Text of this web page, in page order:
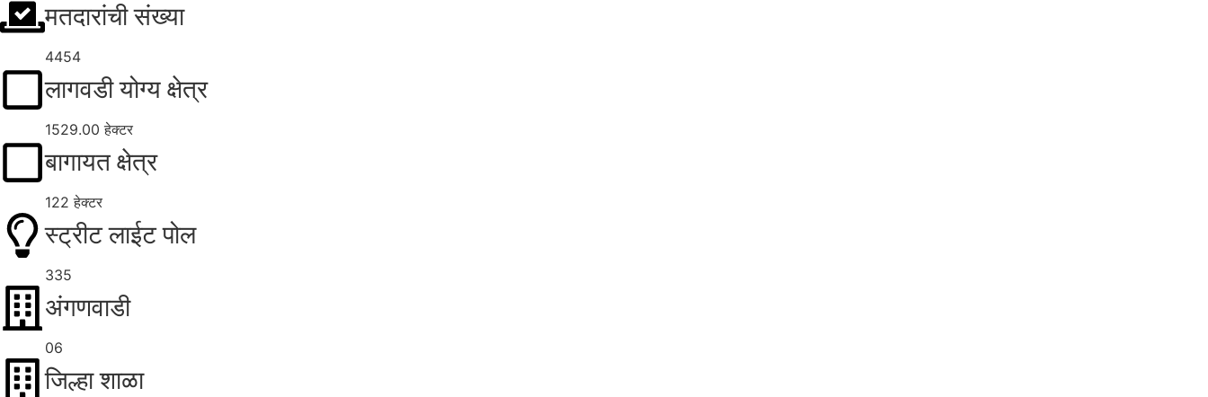
मतदारांची संख्या
4454
लागवडी योग्य क्षेत्र
1529.00 हेक्टर
बागायत क्षेत्र
122 हेक्टर
स्ट्रीट लाईट पोल
335
अंगणवाडी
06
जिल्हा शाळा